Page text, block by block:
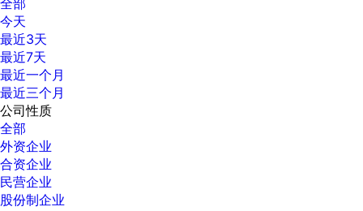
全部
今天
最近3天
最近7天
最近一个月
最近三个月
公司性质
全部
外资企业
合资企业
民营企业
股份制企业